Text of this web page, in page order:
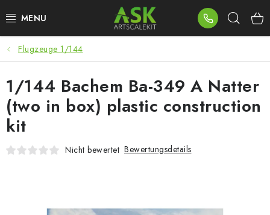
Inhalt
BLOG
SUMMER DAYS
WARHAMMER
ASK PRODUKTE
PLASTIKMODELLE
Flugzeuge 1/144
1/144 Bachem Ba-349 A Natter
(two in box) plastic construction
kit
Nicht bewertet Bewertungsdetails